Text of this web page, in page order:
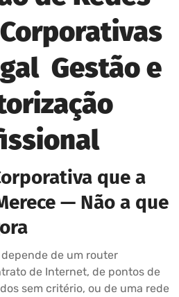
Gestão e
que a
— Não a que
de um router
de Internet, de pontos de
sem critério, ou de uma rede